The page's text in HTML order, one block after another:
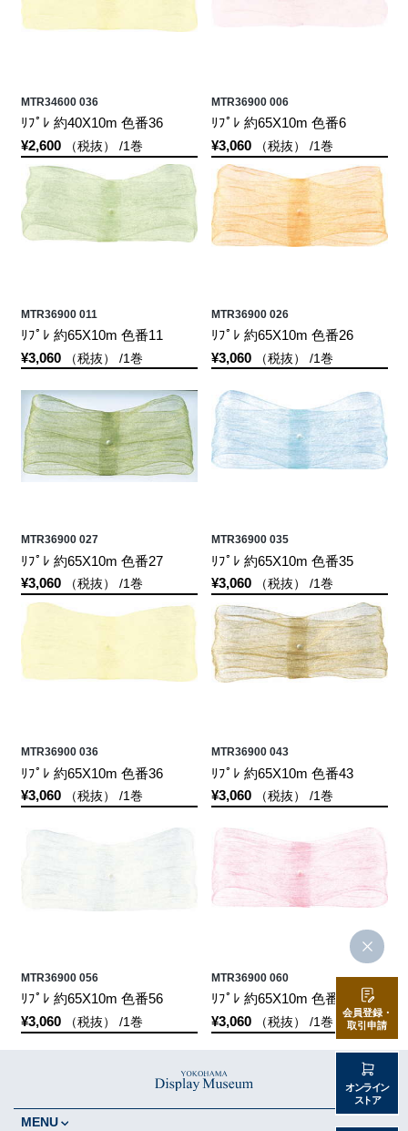
MTR34600 036
ﾘﾌﾟﾚ 約40X10m 色番36
¥2,600（税抜） /1巻
MTR36900 006
ﾘﾌﾟﾚ 約65X10m 色番6
¥3,060（税抜） /1巻
MTR36900 011
ﾘﾌﾟﾚ 約65X10m 色番11
¥3,060（税抜） /1巻
MTR36900 026
ﾘﾌﾟﾚ 約65X10m 色番26
¥3,060（税抜） /1巻
MTR36900 027
ﾘﾌﾟﾚ 約65X10m 色番27
¥3,060（税抜） /1巻
MTR36900 035
ﾘﾌﾟﾚ 約65X10m 色番35
¥3,060（税抜） /1巻
MTR36900 036
ﾘﾌﾟﾚ 約65X10m 色番36
¥3,060（税抜） /1巻
MTR36900 043
ﾘﾌﾟﾚ 約65X10m 色番43
¥3,060（税抜） /1巻
MTR36900 056
ﾘﾌﾟﾚ 約65X10m 色番56
¥3,060（税抜） /1巻
MTR36900 060
ﾘﾌﾟﾚ 約65X10m 色番60
¥3,060（税抜） /1巻
会員登録・
取引申請
オンライン
ストア
MENU